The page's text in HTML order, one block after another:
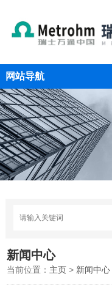
网站导航
新闻中心
当前位置： 主页 > 新闻中心